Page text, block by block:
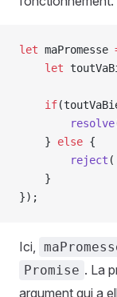
let maPromesse
    let
    if
        resolve
    }
else {
        reject
(
    }
});
Ici,
Promise . La
argument qui a